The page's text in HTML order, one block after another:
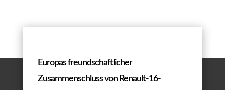
Europas freundschaftlicher
Zusammenschluss von Renault-16-